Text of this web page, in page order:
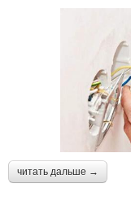
читать дальше →